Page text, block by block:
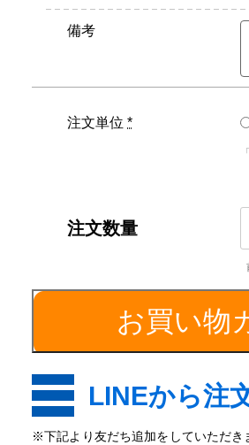
備考
注文単位 *
外
お買い物
LINEから注
※下記より友だち追加をしていただき